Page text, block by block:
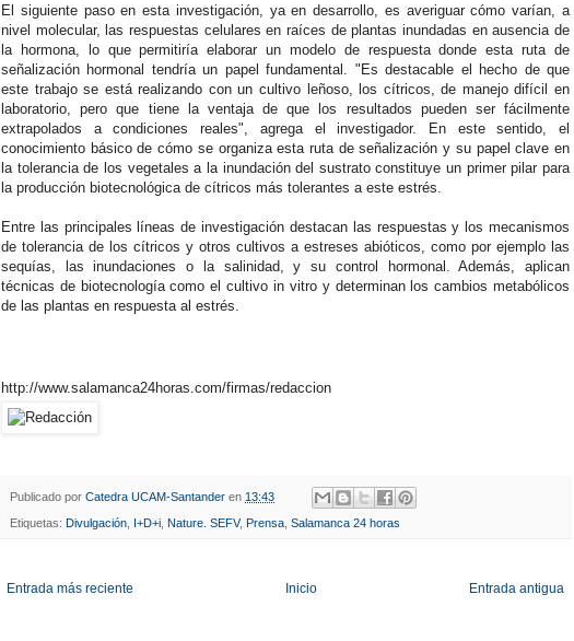
El siguiente paso en esta investigación, ya en desarrollo, es averiguar cómo varían, a
nivel molecular, las respuestas celulares en raíces de plantas inundadas en ausencia de
la hormona, lo que permitiría elaborar un modelo de respuesta donde esta ruta de
señalización hormonal tendría un papel fundamental. "Es destacable el hecho de que
este trabajo se está realizando con un cultivo leñoso, los cítricos, de manejo difícil en
laboratorio, pero que tiene la ventaja de que los resultados pueden ser fácilmente
extrapolados a condiciones reales", agrega el investigador. En este sentido, el
conocimiento básico de cómo se organiza esta ruta de señalización y su papel clave en
la tolerancia de los vegetales a la inundación del sustrato constituye un primer pilar para
la producción biotecnológica de cítricos más tolerantes a este estrés.
Entre las principales líneas de investigación destacan las respuestas y los mecanismos
de tolerancia de los cítricos y otros cultivos a estreses abióticos, como por ejemplo las
sequías, las inundaciones o la salinidad, y su control hormonal. Además, aplican
técnicas de biotecnología como el cultivo in vitro y determinan los cambios metabólicos
de las plantas en respuesta al estrés.
http://www.salamanca24horas.com/firmas/redaccion
Publicado por Catedra UCAM-Santander en 13:43
Etiquetas: Divulgación I+D+i Nature. SEFV, Prensa Salamanca 24 horas
Entrada más reciente Entrada antigua
Inicio